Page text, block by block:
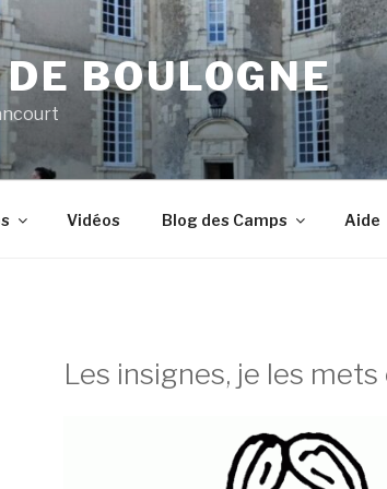
BOULOGNE
Vidéos Blog des Camps Aide
Les insignes, je les mets